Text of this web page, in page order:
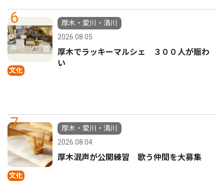
6
文化
厚木・愛川・清川
2026.08.05
厚木でラッキーマルシェ ３００人が賑わ
い
7
文化
厚木・愛川・清川
2026.08.04
厚木混声が公開練習 歌う仲間を大募集